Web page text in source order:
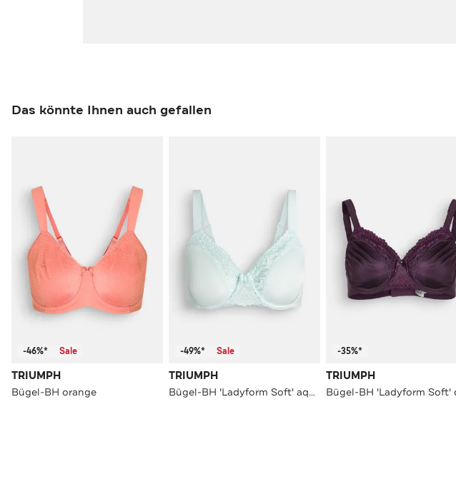
Das könnte Ihnen auch gefallen
-46%* Sale
TRIUMPH
Bügel-BH orange
-49%* Sale
TRIUMPH
Bügel-BH 'Ladyform Soft' aqua
-35%*
TRIUMPH